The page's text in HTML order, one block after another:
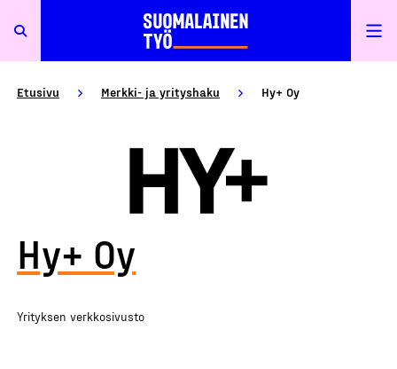
Etusivu Merkki- ja yrityshaku Hy+ Oy
Hy+ Oy
Yrityksen verkkosivusto